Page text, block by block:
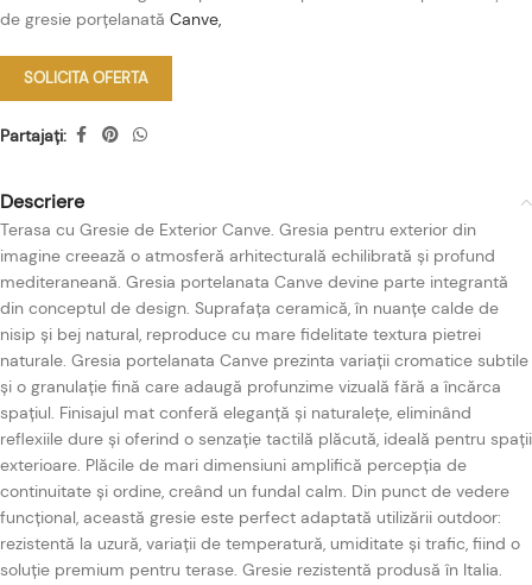
de gresie porțelanată Canve,
SOLICITA OFERTA
Partajați:
Descriere
Terasa cu Gresie de Exterior Canve. Gresia pentru exterior din
imagine creează o atmosferă arhitecturală echilibrată și profund
mediteraneană. Gresia portelanata Canve devine parte integrantă
din conceptul de design. Suprafața ceramică, în nuanțe calde de
nisip și bej natural, reproduce cu mare fidelitate textura pietrei
naturale. Gresia portelanata Canve prezinta variații cromatice subtile
și o granulație fină care adaugă profunzime vizuală fără a încărca
spațiul. Finisajul mat conferă eleganță și naturalețe, eliminând
reflexiile dure și oferind o senzație tactilă plăcută, ideală pentru spații
exterioare. Plăcile de mari dimensiuni amplifică percepția de
continuitate și ordine, creând un fundal calm. Din punct de vedere
funcțional, această gresie este perfect adaptată utilizării outdoor:
rezistentă la uzură, variații de temperatură, umiditate și trafic, fiind o
soluție premium pentru terase. Gresie rezistentă produsă în Italia.